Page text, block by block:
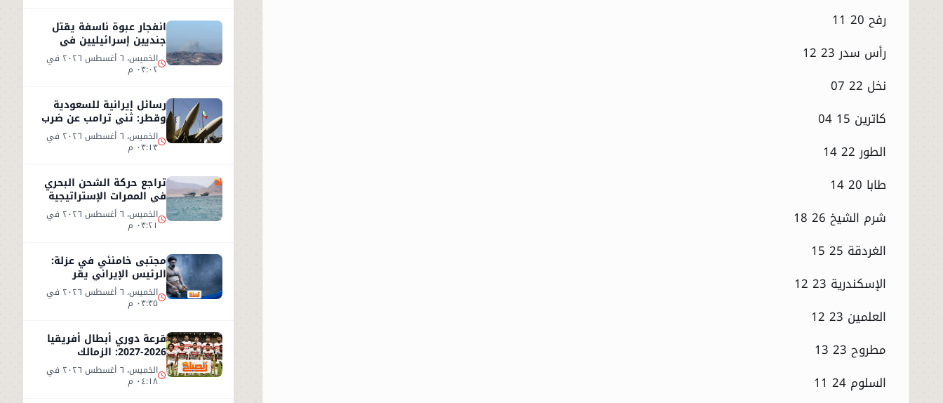
المنوعات
أسرار السياسة
رفح 20 11
رأس سدر 23 12
نخل 22 07
كاترين 15 04
الطور 22 14
طابا 20 14
شرم الشيخ 26 18
الغردقة 25 15
الإسكندرية 23 12
العلمين 23 12
مطروح 23 13
السلوم 24 11
انفجار عبوة ناسفة يقتل
جنديين إسرائيليين في
جنوب لبنان وردود فعل
متباينة الخميس، ٦ أغسطس ٢٠٢٦ في
٠٣:٠٢ م
رسائل إيرانية للسعودية
وقطر: ثني ترامب عن ضرب
إيران أو سنرد على الخليج
الخميس، ٦ أغسطس ٢٠٢٦ في
٠٣:١٣ م
تراجع حركة الشحن البحري
في الممرات الإستراتيجية
وسط تصعيد أمني الخميس، ٦ أغسطس ٢٠٢٦ في
٠٣:٢١ م
مجتبى خامنئي في عزلة:
الرئيس الإيراني يقر
بصعوبة لقاء المرشد الخميس، ٦ أغسطس ٢٠٢٦ في
٠٣:٣٥ م
قرعة دوري أبطال أفريقيا
2026-2027: الزمالك
وبيراميدز في مواجهات
مرتقبة الخميس، ٦ أغسطس ٢٠٢٦ في
٠٤:١٨ م